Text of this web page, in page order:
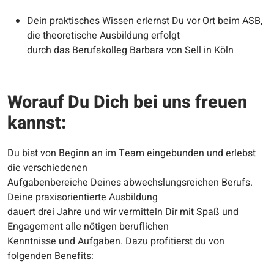
Dein praktisches Wissen erlernst Du vor Ort beim ASB,
die theoretische Ausbildung erfolgt
durch das Berufskolleg Barbara von Sell in Köln
Worauf Du Dich bei uns freuen
kannst:
Du bist von Beginn an im Team eingebunden und erlebst
die verschiedenen
Aufgabenbereiche Deines abwechslungsreichen Berufs.
Deine praxisorientierte Ausbildung
dauert drei Jahre und wir vermitteln Dir mit Spaß und
Engagement alle nötigen beruflichen
Kenntnisse und Aufgaben. Dazu profitierst du von
folgenden Benefits: